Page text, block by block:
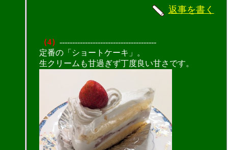
返事を書く
（4） --------------------------------------
定番の「ショートケーキ」。
生クリームも甘過ぎず丁度良い甘さです。